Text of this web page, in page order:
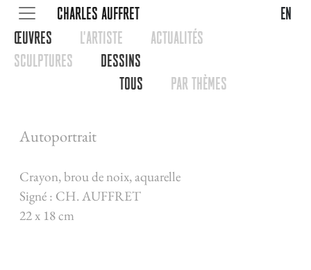
CHARLES AUFFRET
en
œUVRES
L'ARTISTE
ACTUALITéS
SCULPTURES
DESSINS
TOUS
PAR THèMES
Autoportrait
Crayon, brou de noix, aquarelle
Signé : CH. AUFFRET
22 x 18 cm